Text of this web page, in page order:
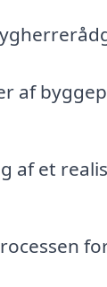
af
af et